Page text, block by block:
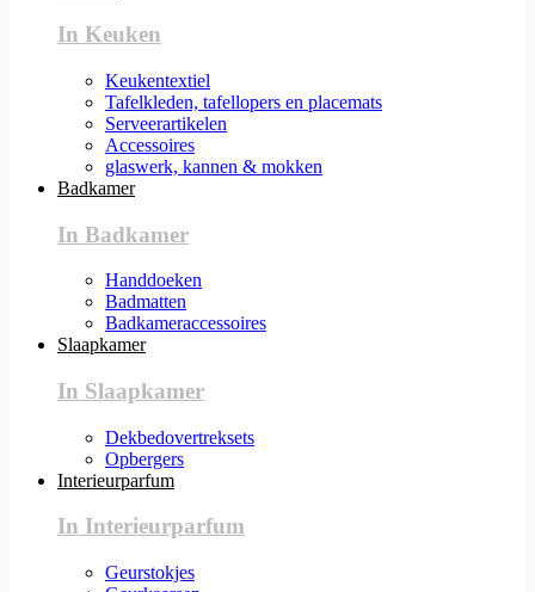
In Keuken
Keukentextiel
Tafelkleden, tafellopers en placemats
Serveerartikelen
Accessoires
glaswerk, kannen & mokken
Badkamer
In Badkamer
Handdoeken
Badmatten
Badkameraccessoires
Slaapkamer
In Slaapkamer
Dekbedovertreksets
Opbergers
Interieurparfum
In Interieurparfum
Geurstokjes